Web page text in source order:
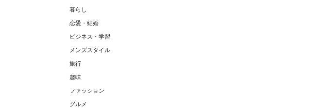
暮らし
恋愛・結婚
ビジネス・学習
メンズスタイル
旅行
趣味
ファッション
グルメ